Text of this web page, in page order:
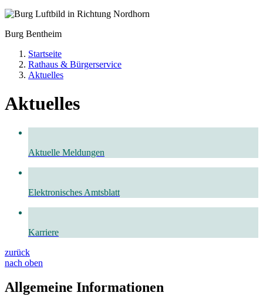
Burg Bentheim
Startseite
Rathaus & Bürgerservice
Aktuelles
Aktuelles
Aktuelle Meldungen
Elektronisches Amtsblatt
Karriere
zurück
nach oben
Allgemeine Informationen